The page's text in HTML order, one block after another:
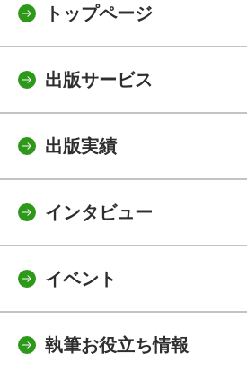
トップページ
出版サービス
出版実績
インタビュー
イベント
執筆お役立ち情報